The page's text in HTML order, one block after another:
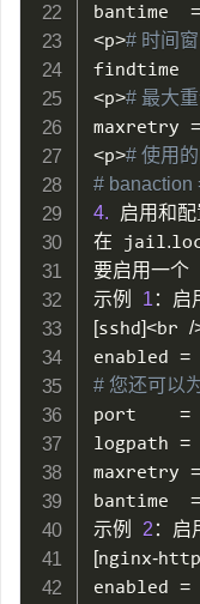
bantime =
<p># 时间
findtime
<p># 最大
maxretry =
<p># 使用
# banaction
4. 启用和
在 jail.
要启用一
示例
1：启
[sshd]<br /
enabled =
# 您还可以
port =
logpath =
maxretry =
bantime =
示例
2
[nginx-http
enabled =